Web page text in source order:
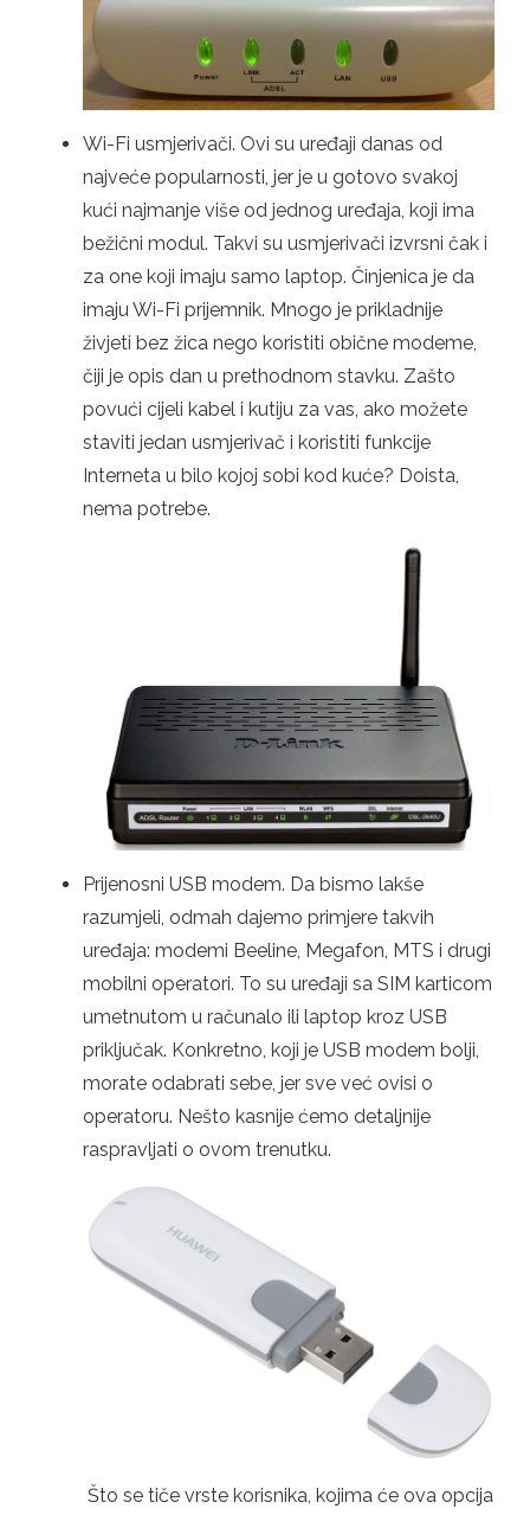
Wi-Fi usmjerivači. Ovi su uređaji danas od
najveće popularnosti, jer je u gotovo svakoj
kući najmanje više od jednog uređaja, koji ima
bežični modul. Takvi su usmjerivači izvrsni čak i
za one koji imaju samo laptop. Činjenica je da
imaju Wi-Fi prijemnik. Mnogo je prikladnije
živjeti bez žica nego koristiti obične modeme,
čiji je opis dan u prethodnom stavku. Zašto
povući cijeli kabel i kutiju za vas, ako možete
staviti jedan usmjerivač i koristiti funkcije
Interneta u bilo kojoj sobi kod kuće? Doista,
nema potrebe.
Prijenosni USB modem. Da bismo lakše
razumjeli, odmah dajemo primjere takvih
uređaja: modemi Beeline, Megafon, MTS i drugi
mobilni operatori. To su uređaji sa SIM karticom
umetnutom u računalo ili laptop kroz USB
priključak. Konkretno, koji je USB modem bolji,
morate odabrati sebe, jer sve već ovisi o
operatoru. Nešto kasnije ćemo detaljnije
raspravljati o ovom trenutku.
Što se tiče vrste korisnika, kojima će ova opcija